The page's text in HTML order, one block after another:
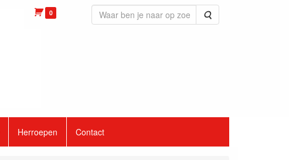
0 Zoeken
Herroepen Contact